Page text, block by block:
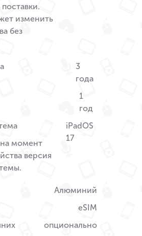
изменить
без
3
года
1
год
на момент
версия
iPadOS
17
Алюминий
eSIM
опционально